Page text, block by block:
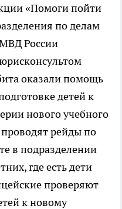
«Помоги пойти
по делам
России
оказали помощь
детей к
нового учебного
рейды по
в подразделении
где есть дети
проверяют
к новому